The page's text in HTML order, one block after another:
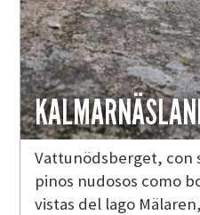
Vattunödsberget, con
pinos nudosos como
vistas del lago